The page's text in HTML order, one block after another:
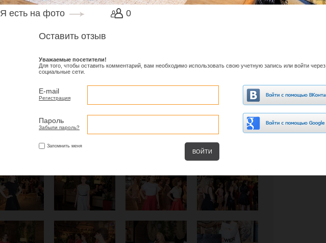
0
Я есть на фото
Оставить отзыв
Уважаемые посетители!
Для того, чтобы оставить комментарий, вам необходимо использовать свою учетную запись или войти через
социальные сети.
E-mail
Регистрация
Пароль
Забыли пароль?
Запомнить меня